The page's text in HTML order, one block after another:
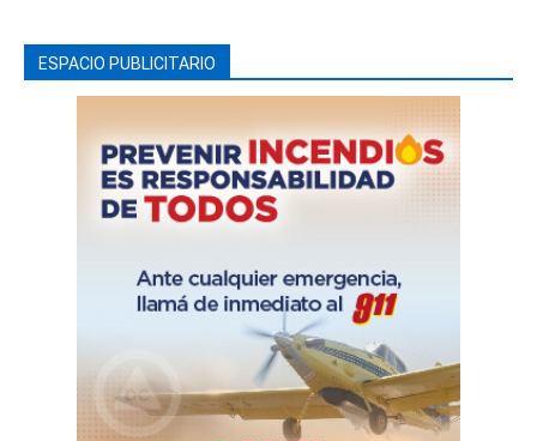
ESPACIO PUBLICITARIO